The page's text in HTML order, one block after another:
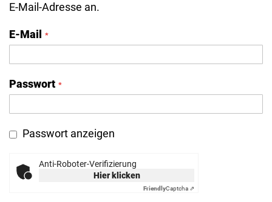
E-Mail-Adresse an.
E-Mail
Passwort
Passwort anzeigen
Anti-Roboter-Verifizierung
Hier klicken
FriendlyCaptcha ⇗